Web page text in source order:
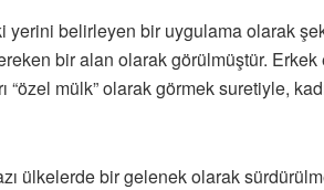
yerini belirleyen bir uygulama olarak
bir alan olarak görülmüştür. Erkek
mülk” olarak görmek suretiyle,
ülkelerde bir gelenek olarak